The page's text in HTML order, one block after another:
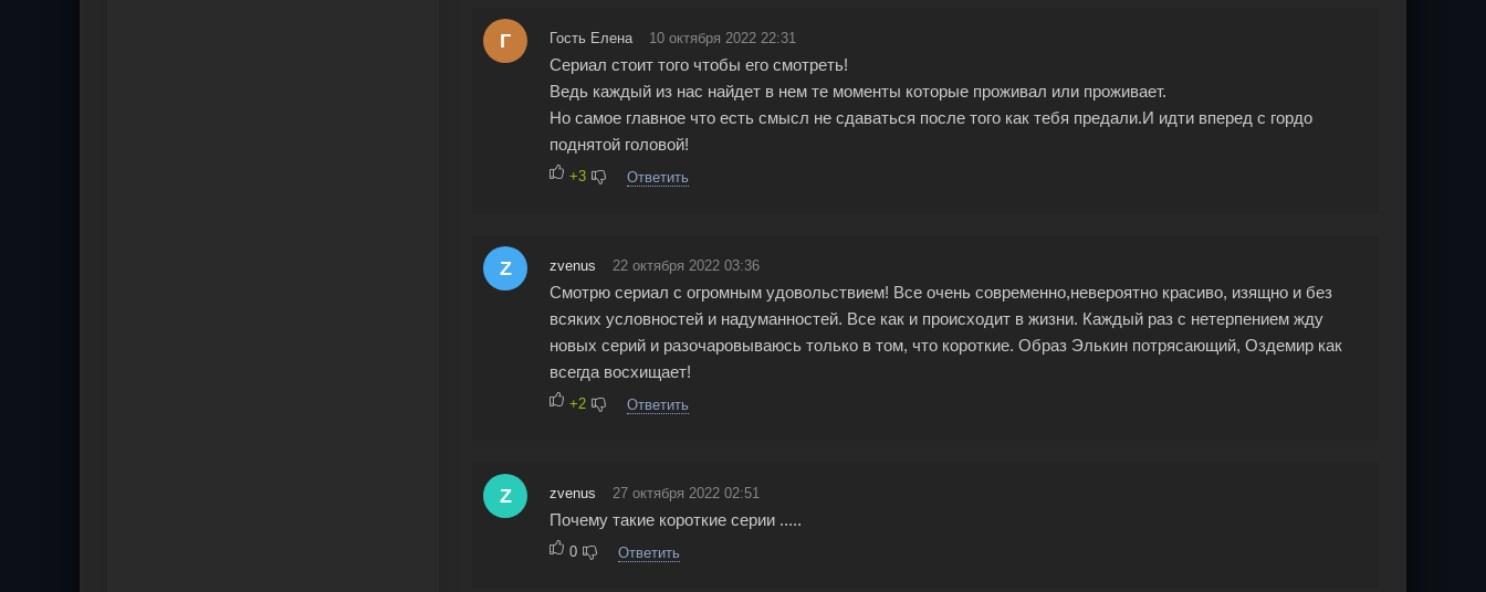
Г Гость Елена 10 октября 2022 22:31
Сериал стоит того чтобы его смотреть!
Ведь каждый из нас найдет в нем те моменты которые проживал или проживает.
Но самое главное что есть смысл не сдаваться после того как тебя предали.И идти вперед с гордо
поднятой головой!
+3 Ответить
Z zvenus 22 октября 2022 03:36
Смотрю сериал с огромным удовольствием! Все очень современно,невероятно красиво, изящно и без
всяких условностей и надуманностей. Все как и происходит в жизни. Каждый раз с нетерпением жду
новых серий и разочаровываюсь только в том, что короткие. Образ Элькин потрясающий, Оздемир как
всегда восхищает!
+2 Ответить
Z zvenus 27 октября 2022 02:51
Почему такие короткие серии .....
0 Ответить